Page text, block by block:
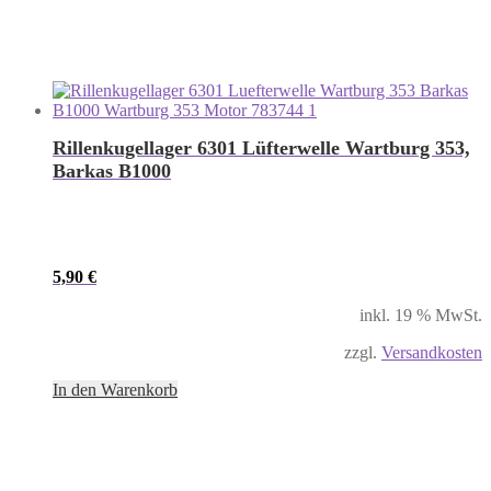
Rillenkugellager 6301 Lüfterwelle Wartburg 353,
Barkas B1000
5,90 €
inkl. 19 % MwSt.
zzgl. Versandkosten
In den Warenkorb